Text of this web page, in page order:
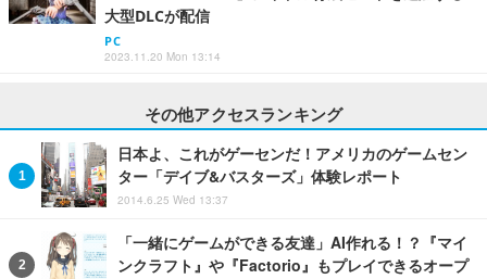
大型DLCが配信
PC
2023.11.20 Mon 13:14
その他アクセスランキング
日本よ、これがゲーセンだ！アメリカのゲームセン
ター「デイブ&バスターズ」体験レポート
2014.6.25 Wed 13:37
「一緒にゲームができる友達」AI作れる！？『マイ
ンクラフト』や『Factorio』もプレイできるオープ